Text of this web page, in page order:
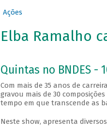
Ações
Elba Ramalho
Quintas no BNDES -
Com mais de 35 anos de
gravou mais de 30
tempo em que transcende as
Neste show, apresenta